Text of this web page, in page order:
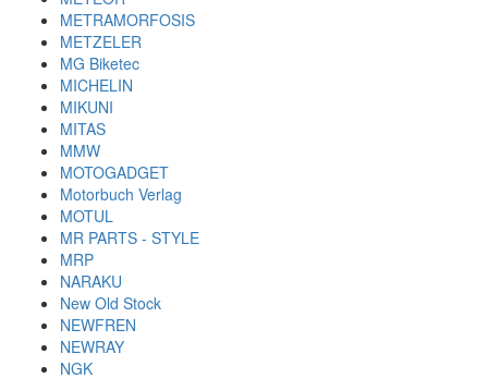
METRAMORFOSIS
METZELER
MG Biketec
MICHELIN
MIKUNI
MITAS
MMW
MOTOGADGET
Motorbuch Verlag
MOTUL
MR PARTS - STYLE
MRP
NARAKU
New Old Stock
NEWFREN
NEWRAY
NGK